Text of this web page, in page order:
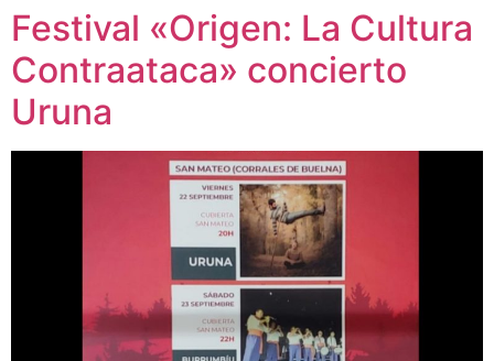
Festival «Origen: La Cultura
Contraataca» concierto
Uruna